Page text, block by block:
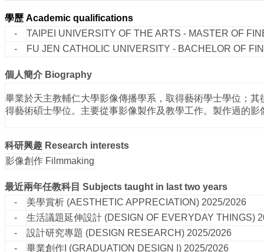
學歷 Academic qualifications
-
TAIPEI UNIVERSITY OF THE ARTS - MASTER OF
-
FU JEN CATHOLIC UNIVERSITY - BACHELOR OF
個人簡介 Biography
畢業於天主教輔仁大學影像傳播學系，取得藝術學士學位；
得藝術碩士學位。主要從事影像製作及教學工作。製作過的
科研興趣 Research interests
影像創作 Filmmaking
最近兩年任教科目 Subjects taught in last two years
-
美學賞析 (AESTHETIC APPRECIATION) 2025/2026
-
生活議題延伸設計 (DESIGN OF EVERYDAY THINGS)
-
設計研究專題 (DESIGN RESEARCH) 2025/2026
-
畢業創作I (GRADUATION DESIGN I) 2025/2026